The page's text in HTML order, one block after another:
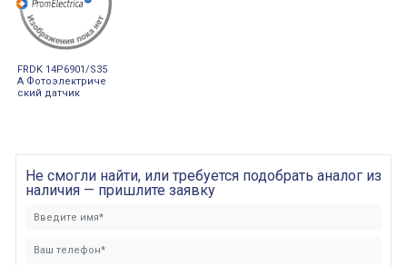
FRDK 14P6901/S35
A Фотоэлектриче
ский датчик
Не смогли найти, или требуется подобрать аналог из
наличия — пришлите заявку